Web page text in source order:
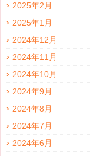
2025年2月
2025年1月
2024年12月
2024年11月
2024年10月
2024年9月
2024年8月
2024年7月
2024年6月